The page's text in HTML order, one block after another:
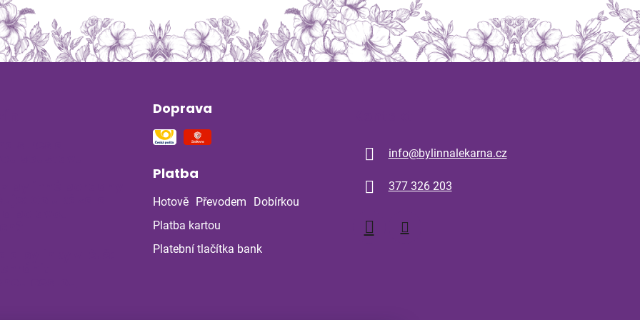
Doprava
Platba
Hotově Převodem
Dobírkou
Platba kartou
Platební tlačítka bank
info@bylinnalekarna.cz
377 326 203